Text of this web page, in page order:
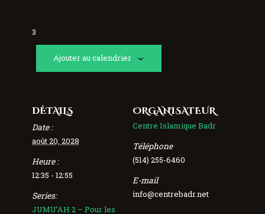
3
Ajouter au calendrier
DÉTAILS
Date :
août 20, 2028
Heure :
12:35 - 12:55
Series:
JUMU’AH 2 – Pour les
ORGANISATEUR
Centre Islamique Badr
Téléphone
(514) 255-6460
E-mail
info@centrebadr.net